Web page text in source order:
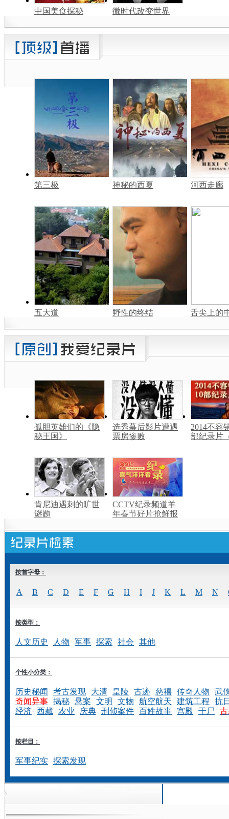
中国美食探秘 微时代改变世界
第三极 神秘的西夏 河西走廊
五大道 野性的终结 舌尖上的
孤胆英雄们的《隐
秘王国》
选秀幕后影片遭遇
票房惨败
2014不容
部纪录片
肯尼迪遇刺的旷世
谜题
CCTV纪录频道羊
年春节好片抢鲜报
按首字母：
A B C D E F G H I J K L M N
按类型：
人文历史 人物 军事 探索 社会 其他
个性小分类：
历史秘闻 考古发现 大清 皇陵 古迹 慈禧 传奇人物
武
奇闻异事 揭秘 悬案 文明 文物 航空航天 建筑工程
抗
经济 西藏 农业 庆典 刑侦案件 百姓故事 宫殿 干尸
按栏目：
军事纪实 探索发现